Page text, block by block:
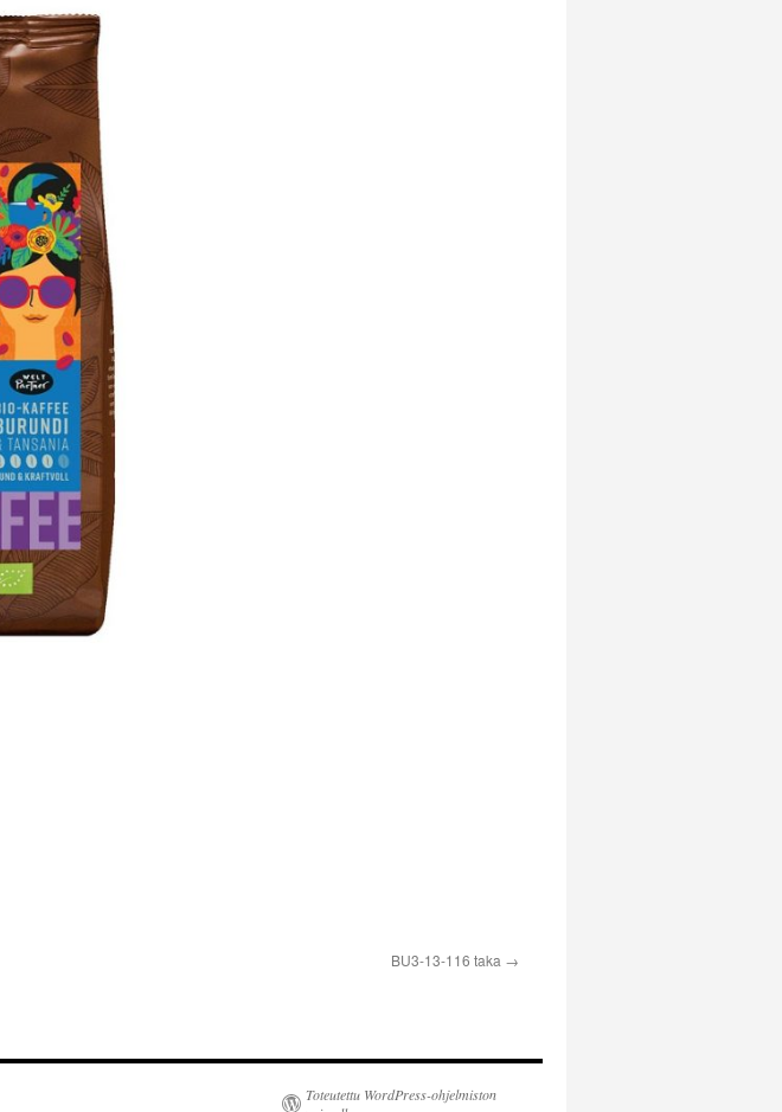
BU3-13-116 taka
Toteutettu WordPress-ohjelmiston